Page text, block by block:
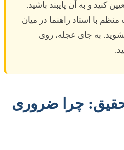
و به آن پایبند باشید.
استاد راهنما در میان
به جای عجله، روی
چرا ضروری